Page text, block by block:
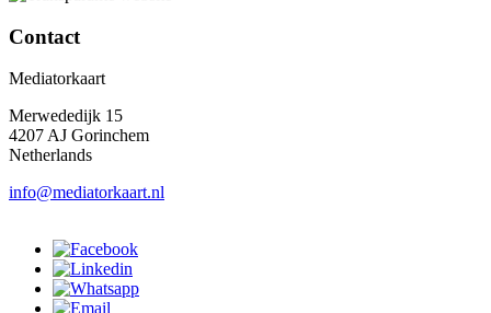
Contact
Mediatorkaart
Merwededijk 15
4207 AJ Gorinchem
Netherlands
info@mediatorkaart.nl